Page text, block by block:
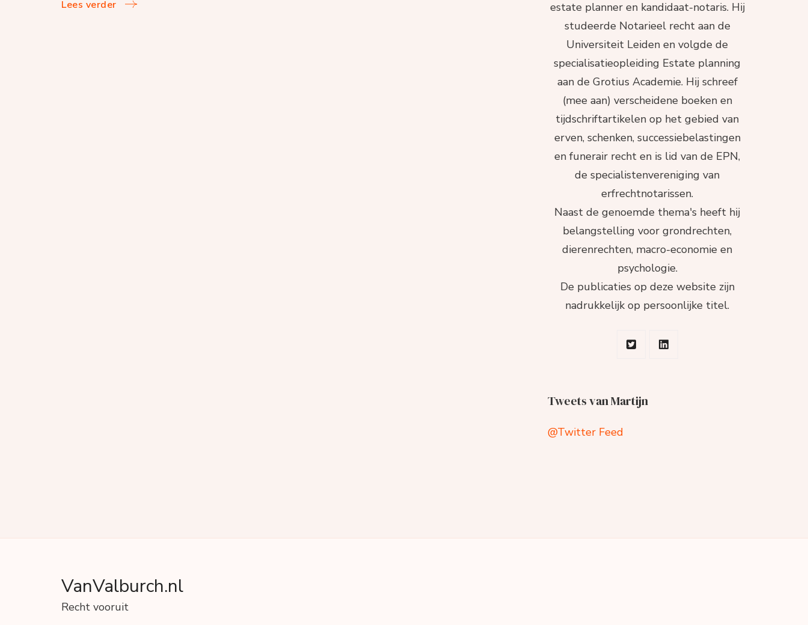
Lees verder
estate planner en kandidaat-notaris. Hij
studeerde Notarieel recht aan de
Universiteit Leiden en volgde de
specialisatieopleiding Estate planning
aan de Grotius Academie. Hij schreef
(mee aan) verscheidene boeken en
tijdschriftartikelen op het gebied van
erven, schenken, successiebelastingen
en funerair recht en is lid van de EPN,
de specialistenvereniging van
erfrechtnotarissen.
Naast de genoemde thema's heeft hij
belangstelling voor grondrechten,
dierenrechten, macro-economie en
psychologie.
De publicaties op deze website zijn
nadrukkelijk op persoonlijke titel.
Tweets van Martijn
@Twitter Feed
VanValburch.nl
Recht vooruit